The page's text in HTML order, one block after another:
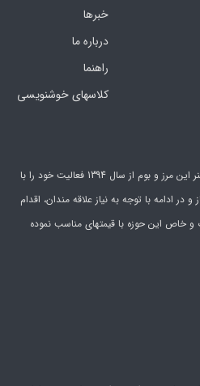
خبرها
درباره ما
راهنما
کلاسهای خوشنویسی
تیم هنری کلک عشق با هدف اعتلای هنر این مرز و بوم از سال 1394 فعالیت خود را با
ادامه با توجه به نیاز علاقه مندان، اقدام
و خاص این حوزه با قیمتهای مناسب نموده